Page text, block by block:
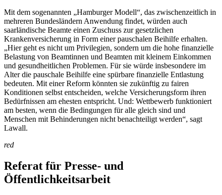
Mit dem sogenannten „Hamburger Modell“, das zwischenzeitlich in
mehreren Bundesländern Anwendung findet, würden auch
saarländische Beamte einen Zuschuss zur gesetzlichen
Krankenversicherung in Form einer pauschalen Beihilfe erhalten.
„Hier geht es nicht um Privilegien, sondern um die hohe finanzielle
Belastung von Beamtinnen und Beamten mit kleinem Einkommen
und gesundheitlichen Problemen. Für sie würde insbesondere im
Alter die pauschale Beihilfe eine spürbare finanzielle Entlastung
bedeuten. Mit einer Reform könnten sie zukünftig zu fairen
Konditionen selbst entscheiden, welche Versicherungsform ihren
Bedürfnissen am ehesten entspricht. Und: Wettbewerb funktioniert
am besten, wenn die Bedingungen für alle gleich sind und
Menschen mit Behinderungen nicht benachteiligt werden“, sagt
Lawall.
red
Referat für Presse- und
Öffentlichkeitsarbeit